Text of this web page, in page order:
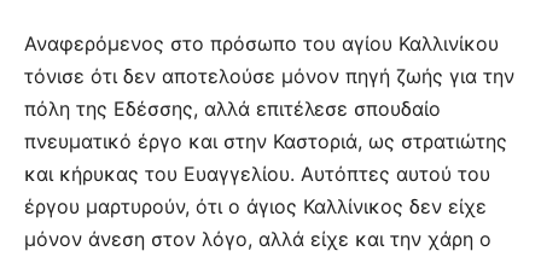
Αναφερόμενος στο πρόσωπο του αγίου Καλλινίκου
τόνισε ότι δεν αποτελούσε μόνον πηγή ζωής για την
πόλη της Εδέσσης, αλλά επιτέλεσε σπουδαίο
πνευματικό έργο και στην Καστοριά, ως στρατιώτης
και κήρυκας του Ευαγγελίου. Αυτόπτες αυτού του
έργου μαρτυρούν, ότι ο άγιος Καλλίνικος δεν είχε
μόνον άνεση στον λόγο, αλλά είχε και την χάρη ο